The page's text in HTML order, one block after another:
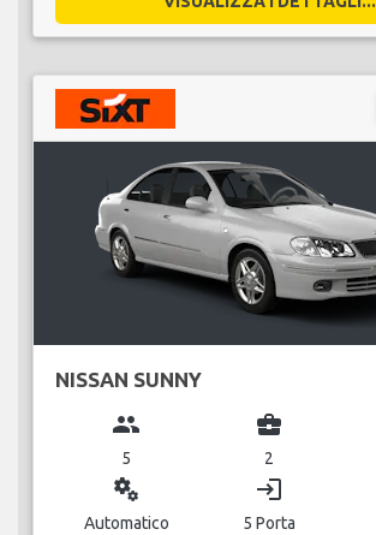
NISSAN SUNNY
group
5
business_center
2
miscellaneous_services
Automatico
login
5 Porta